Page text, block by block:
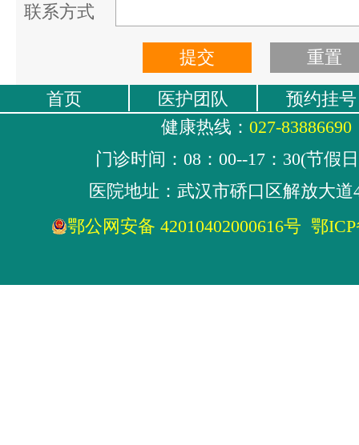
联系方式
首页 医护团队
预约挂号
健康热线： 027-83886690
门诊时间：08：00--17：30(节假
医院地址：武汉市硚口区解放大道
鄂公网安备 42010402000616号 鄂